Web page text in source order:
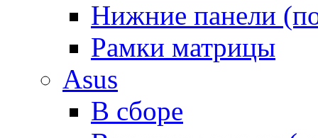
Нижние панели
Рамки матрицы
Asus
В сборе